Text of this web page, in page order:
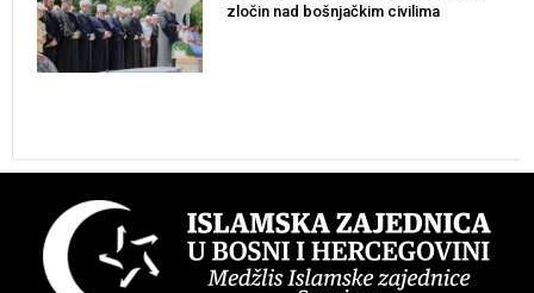
zločin nad bošnjačkim civilima